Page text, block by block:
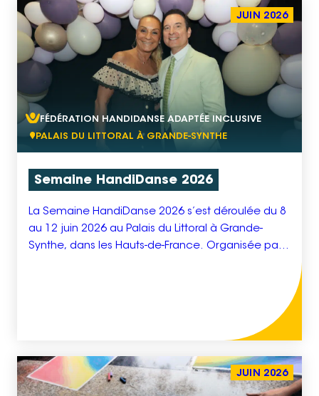
JUIN 2026
FÉDÉRATION HANDIDANSE ADAPTÉE INCLUSIVE
PALAIS DU LITTORAL À GRANDE-SYNTHE
Semaine HandiDanse 2026
La Semaine HandiDanse 2026 s’est déroulée du 8
au 12 juin 2026 au Palais du Littoral à Grande-
Synthe, dans les Hauts-de-France. Organisée par
JUIN 2026